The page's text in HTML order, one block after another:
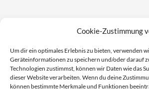
Cookie-Zustimmung
Um dir ein optimales Erlebnis zu bieten, verwenden
Geräteinformationen zu speichern und/oder darauf
Technologien zustimmst, können wir Daten wie das
dieser Website verarbeiten. Wenn du deine
können bestimmte Merkmale und Funktionen